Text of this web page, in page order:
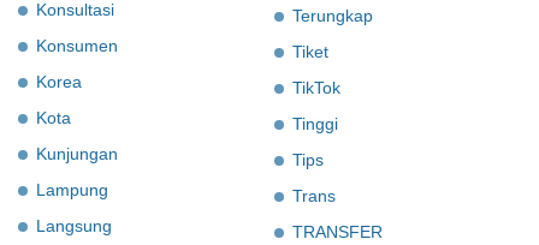
Konsultasi
Konsumen
Korea
Kota
Kunjungan
Lampung
Langsung
Terungkap
Tiket
TikTok
Tinggi
Tips
Trans
TRANSFER